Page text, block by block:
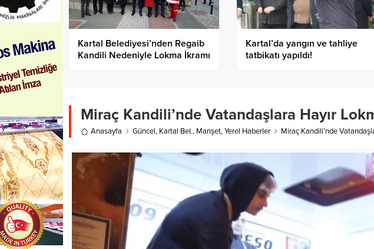
Kartal Belediyesi’nden Regaib
Kandili Nedeniyle Lokma İkramı
Kartal’da yangın ve tahliye
tatbikatı yapıldı!
Miraç Kandili’nde Vatandaşlara Hayır
Anasayfa Güncel, Kartal Bel., Manşet,Yerel Haberler Miraç Kandili’nde